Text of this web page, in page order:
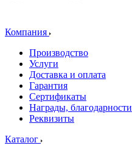
Компания
Производство
Услуги
Доставка и оплата
Гарантия
Сертификаты
Награды, благодарности
Реквизиты
Каталог